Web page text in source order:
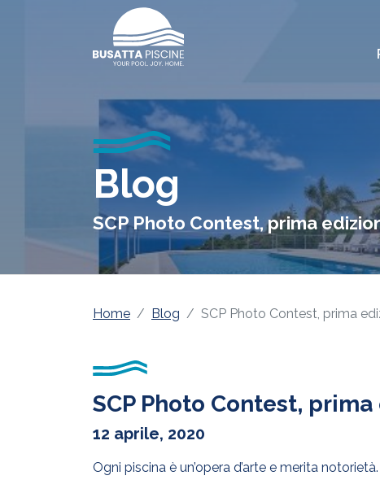
Blog
SCP Photo Contest, prima
Home Blog SCP Photo Contest, prima
SCP Photo Contest,
12 aprile, 2020
Ogni piscina è un’opera d’arte e merita notorietà.